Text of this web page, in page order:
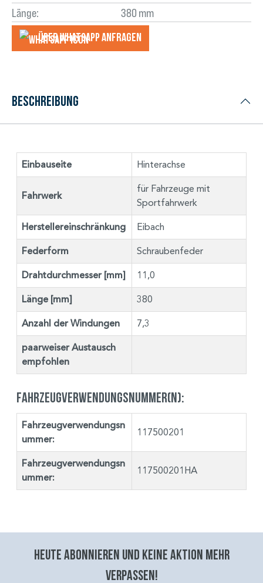
Länge:
380 mm
Über WhatsApp anfragеn
Beschreibung
Einbauseite Hinterachse
Fahrwerk
für Fahrzeuge mit
Sportfahrwerk
Herstellereinschränkung Eibach
Federform Schraubenfeder
Drahtdurchmesser [mm] 11,0
Länge [mm] 380
Anzahl der Windungen 7,3
paarweiser Austausch
empfohlen
Fahrzeugverwendungsnummer(n):
Fahrzeugverwendungsn
ummer:
117500201
Fahrzeugverwendungsn
ummer:
117500201HA
Heute abonnieren und keine aktion mehr
verpassen!